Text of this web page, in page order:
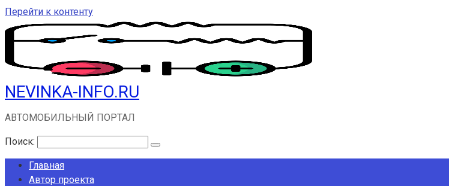
Перейти к контенту
NEVINKA-INFO.RU
АВТОМОБИЛЬНЫЙ ПОРТАЛ
Поиск:
Главная
Автор проекта